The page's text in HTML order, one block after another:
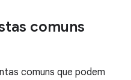
comuns
comuns que podem